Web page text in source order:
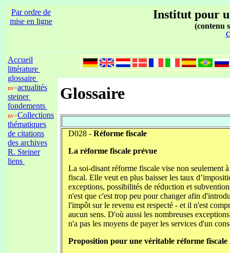
Par ordre de
mise en ligne
Institut pour
(contenu
Accueil
littérature
glossaire
nv>actualités
steiner
fondements
nv>Collections
thématiques
de citations
des archives
R. Steiner
liens
Glossaire
D028 -Réforme fiscale
La réforme fiscale prévue
La soi-disant réforme fiscale vise non seulement
fiscal. Elle veut en plus baisser les taux
exceptions, possibilités de réduction et
n'est que c'est trop peu pour changer afin
l'impôt sur le revenu est respecté - et il n'est
aucun sens. D'où aussi les nombreuses
n'a pas les moyens de payer les services d'un
Proposition pour une véritable réforme fiscale